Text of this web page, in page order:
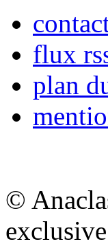
flux
plan
©